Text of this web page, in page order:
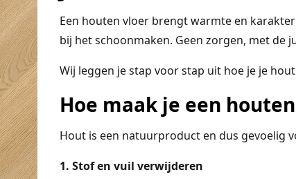
Een houten vloer brengt warmte en
bij het schoonmaken. Geen zorgen, met
Wij leggen je stap voor stap uit hoe je je
Hoe maak je een
Hout is een natuurproduct en dus gevoelig
1. Stof en vuil verwijderen